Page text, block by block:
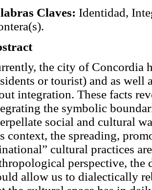
Claves: Identidad,
the city of Concordia
or tourist) and as well
integration. These facts
the symbolic
social and cultural
context, the spreading,
cultural practices
perspective,
allow us to dialectically